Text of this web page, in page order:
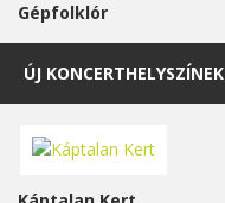
Gépfolklór
ÚJ KONCERTHELYSZÍNEK